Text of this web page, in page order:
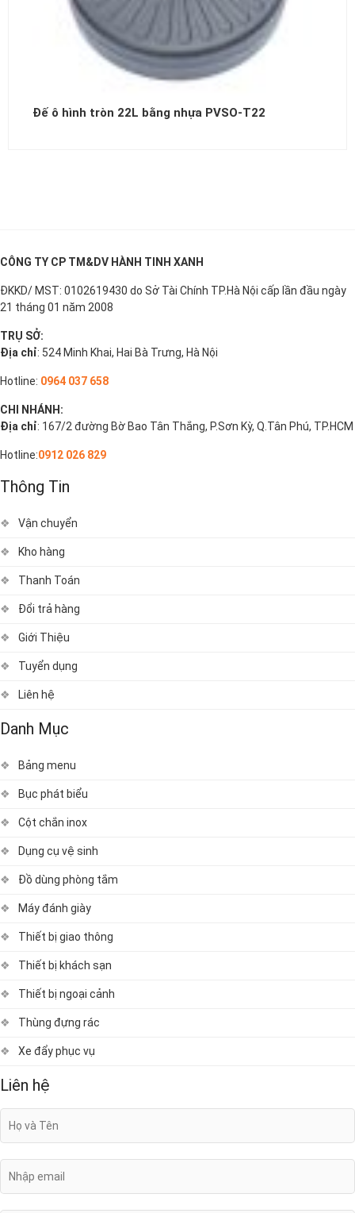
Đế ô hình tròn 22L bằng nhựa PVSO-T22
CÔNG TY CP TM&DV HÀNH TINH XANH
ĐKKD/ MST: 0102619430 do Sở Tài Chính TP.Hà Nội cấp lần đầu ngày
21 tháng 01 năm 2008
TRỤ SỞ:
Địa chỉ: 524 Minh Khai, Hai Bà Trưng, Hà Nội
Hotline: 0964 037 658
CHI NHÁNH:
Địa chỉ: 167/2 đường Bờ Bao Tân Thắng, P.Sơn Kỳ, Q.Tân Phú, TP.HCM
Hotline:0912 026 829
Thông Tin
Vận chuyển
Kho hàng
Thanh Toán
Đổi trả hàng
Giới Thiệu
Tuyển dụng
Liên hệ
Danh Mục
Bảng menu
Bục phát biểu
Cột chắn inox
Dụng cụ vệ sinh
Đồ dùng phòng tắm
Máy đánh giày
Thiết bị giao thông
Thiết bị khách sạn
Thiết bị ngoại cảnh
Thùng đựng rác
Xe đẩy phục vụ
Liên hệ